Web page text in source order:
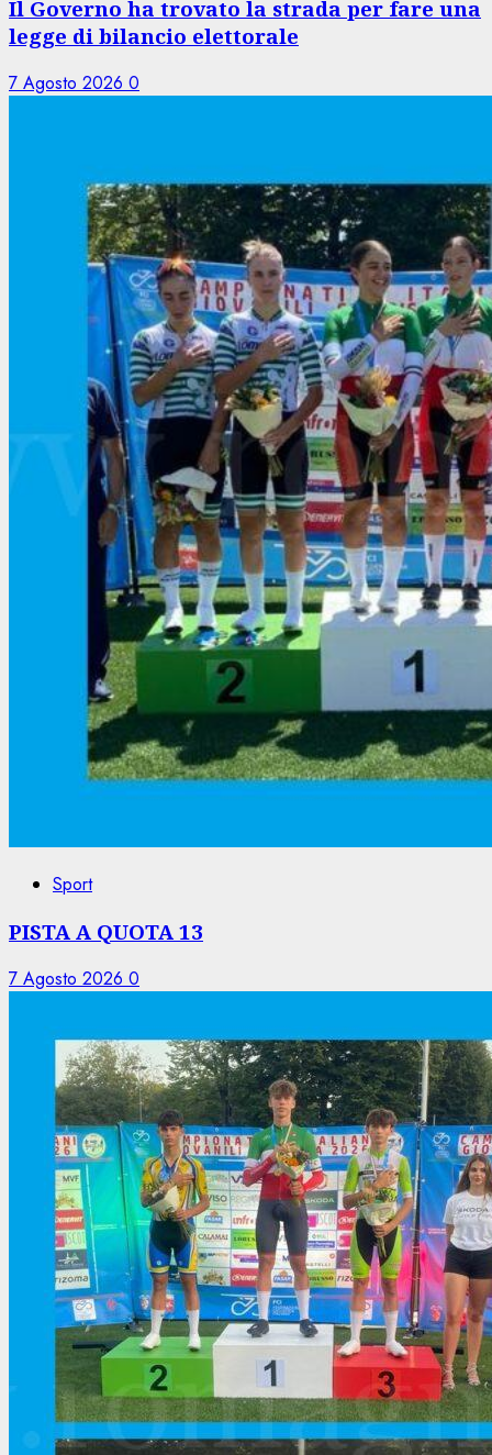
Il Governo ha trovato la strada per fare una
legge di bilancio elettorale
7 Agosto 2026 0
Sport
PISTA A QUOTA 13
7 Agosto 2026 0